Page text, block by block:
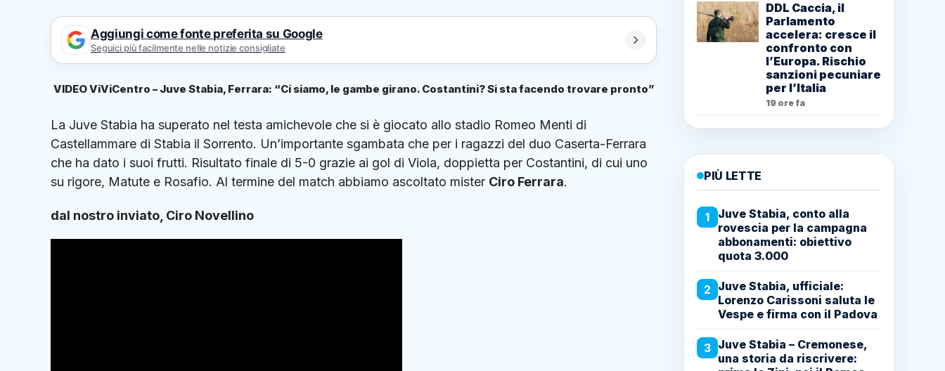
Aggiungi come fonte preferita su Google
Seguici più facilmente nelle notizie consigliate
VIDEO ViViCentro – Juve Stabia, Ferrara: “Ci siamo, le gambe girano. Costantini? Si sta facendo trovare pronto”
La Juve Stabia ha superato nel testa amichevole che si è giocato allo stadio Romeo Menti di
Castellammare di Stabia il Sorrento. Un’importante sgambata che per i ragazzi del duo Caserta-Ferrara
che ha dato i suoi frutti. Risultato finale di 5-0 grazie ai gol di Viola, doppietta per Costantini, di cui uno
su rigore, Matute e Rosafio. Al termine del match abbiamo ascoltato mister Ciro Ferrara.
dal nostro inviato, Ciro Novellino
DDL Caccia, il
Parlamento
accelera: cresce il
confronto con
l’Europa. Rischio
sanzioni pecuniare
per l’Italia
19 ore fa
PIÙ LETTE
1
Juve Stabia, conto alla
rovescia per la campagna
abbonamenti: obiettivo
quota 3.000
2 Juve Stabia, ufficiale:
Lorenzo Carissoni saluta le
Vespe e firma con il Padova
3 Juve Stabia – Cremonese,
una storia da riscrivere: